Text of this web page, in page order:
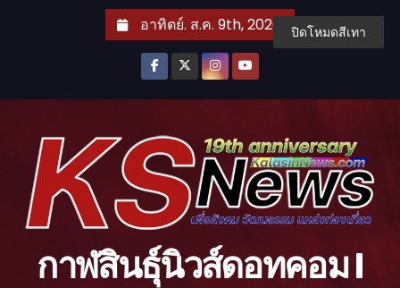
อาทิตย์. ส.ค. 9th, 2026
กาฬสินธุ์นิวส์ดอทคอม l
ปิดโหมดสีเทา